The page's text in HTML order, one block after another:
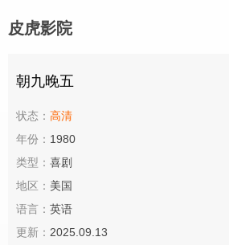
皮虎影院
朝九晚五
状态： 高清
年份： 1980
类型： 喜剧
地区： 美国
语言： 英语
更新： 2025.09.13